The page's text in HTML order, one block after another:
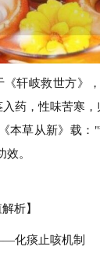
《轩岐救世方》
药，性味苦寒
本草从新》载：
。
析】
化痰止咳机制